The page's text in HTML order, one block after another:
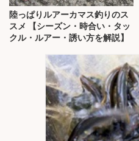
陸っぱりルアーカマス釣りのス
スメ 【シーズン・時合い・タッ
クル・ルアー・誘い方を解説】